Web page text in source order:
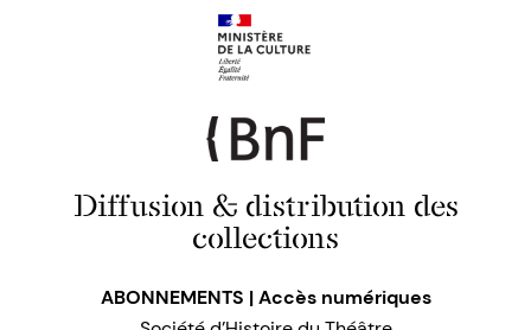
Diffusion & distribution des
collections
ABONNEMENTS | Accès numériques